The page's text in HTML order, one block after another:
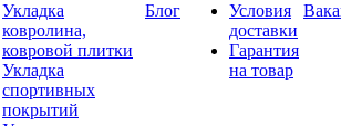
Укладка
ковролина,
ковровой плитки
Укладка
спортивных
покрытий
Блог
Условия
доставки
Гарантия
на товар